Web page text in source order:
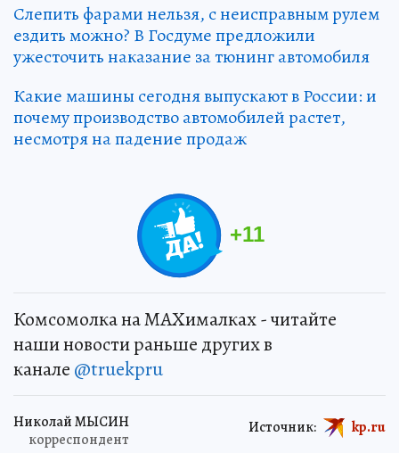
Слепить фарами нельзя, с неисправным рулем
ездить можно? В Госдуме предложили
ужесточить наказание за тюнинг автомобиля
Какие машины сегодня выпускают в России: и
почему производство автомобилей растет,
несмотря на падение продаж
+11
Комсомолка на MAXималках - читайте
наши новости раньше других в
канале @truekpru
Николай МЫСИН
корреспондент
Источник: kp.ru